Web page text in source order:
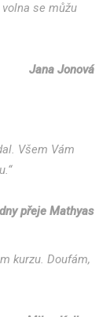
se můžu
Jana Jonová
Všem Vám
přeje Mathyas
kurzu. Doufám,